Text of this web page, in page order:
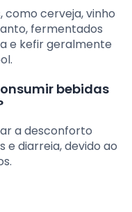
cerveja, vinho
fermentados
e kefir geralmente
bebidas
a desconforto
e diarreia, devido ao